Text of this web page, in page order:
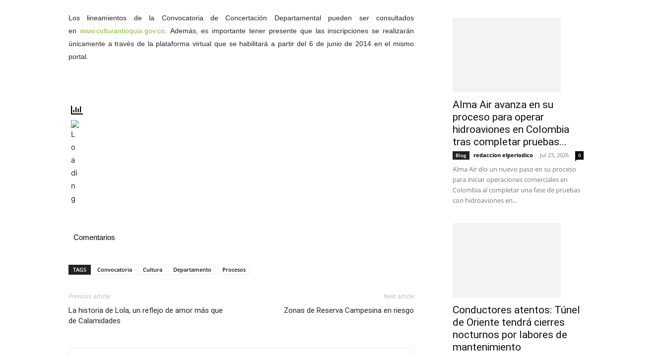
Los lineamientos de la Convocatoria de Concertación Departamental pueden ser consultados
en www.culturantioquia.gov.co. Además, es importante tener presente que las inscripciones se realizarán
únicamente a través de la plataforma virtual que se habilitará a partir del 6 de junio de 2014 en el mismo
portal.
Comentarios
TAGS Convocatoria Cultura Departamento Procesos
Previous article
La historia de Lola, un reflejo de amor más que
de Calamidades
Next article
Zonas de Reserva Campesina en riesgo
Alma Air avanza en su
proceso para operar
hidroaviones en Colombia
tras completar pruebas...
Blog redaccion elperiodico - Jul 23, 2026 0
Alma Air dio un nuevo paso en su proceso
para iniciar operaciones comerciales en
Colombia al completar una fase de pruebas
con hidroaviones en...
Conductores atentos: Túnel
de Oriente tendrá cierres
nocturnos por labores de
mantenimiento